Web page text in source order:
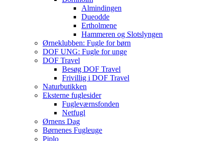
Almindingen
Dueodde
Ertholmene
Hammeren og Slotslyngen
Ørneklubben: Fugle for børn
DOF UNG: Fugle for unge
DOF Travel
Besøg DOF Travel
Frivillig i DOF Travel
Naturbutikken
Eksterne fuglesider
Fugleværnsfonden
Netfugl
Ørnens Dag
Børnenes Fugleuge
Piplo